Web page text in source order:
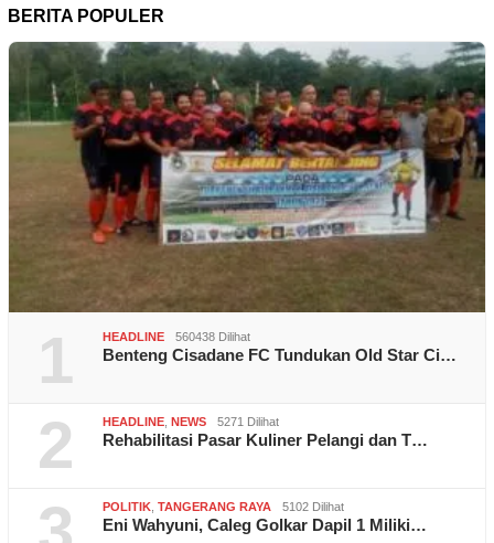
BERITA POPULER
1 HEADLINE 560438 Dilihat
Benteng Cisadane FC Tundukan Old Star Ci…
2 HEADLINE, NEWS 5271 Dilihat
Rehabilitasi Pasar Kuliner Pelangi dan T…
POLITIK, TANGERANG RAYA 5102 Dilihat
Eni Wahyuni, Caleg Golkar Dapil 1 Miliki…